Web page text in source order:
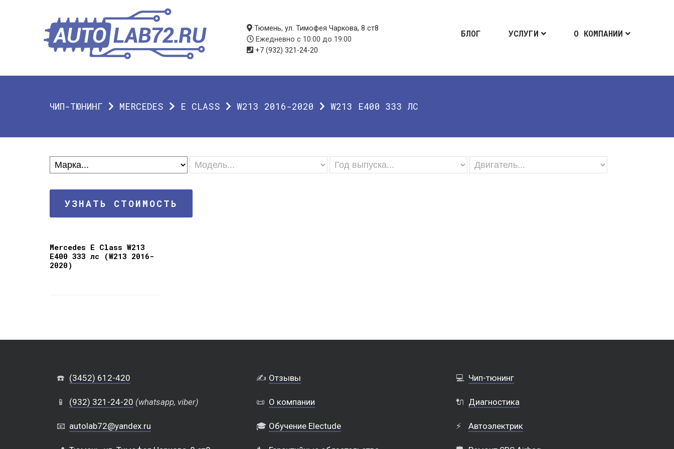
БЛОГ УСЛУГИ О КОМПАНИИ
Тюмень, ул. Тимофея Чаркова, 8 ст8
Ежедневно с 10:00 до 19:00
+7 (932) 321-24-20
ЧИП-ТЮНИНГ MERCEDES E CLASS W213 2016-2020 W213 E400 333 ЛС
УЗНАТЬ СТОИМОСТЬ
Mercedes E Class W213
E400 333 лс (W213 2016-
2020)
☎️ (3452) 612-420
📱 (932) 321-24-20 (whatsapp, viber)
📧 autolab72@yandex.ru
✍️ Отзывы
📜 О компании
🎓 Обучение Electude
💻 Чип-тюнинг
🔌 Диагностика
⚡ Автоэлектрик